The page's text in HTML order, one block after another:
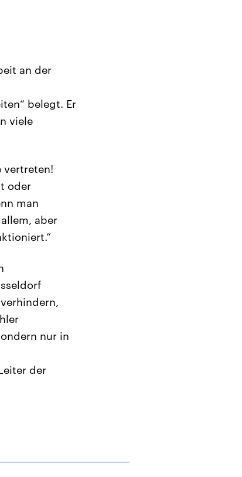
an der
belegt. Er
viele
vertreten!
oder
man
aber
nur in
der